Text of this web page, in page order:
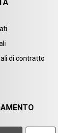
di contratto